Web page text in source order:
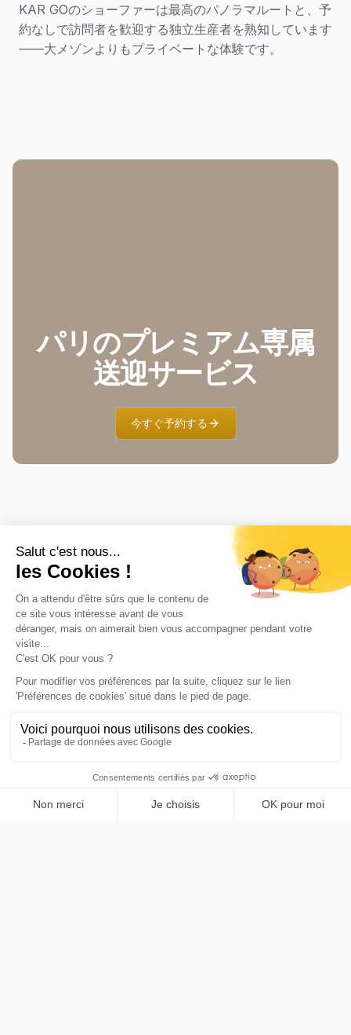
KAR GOのショーファーは最高のパノラマルートと、予
約なしで訪問者を歓迎する独立生産者を熟知しています
——大メゾンよりもプライベートな体験です。
パリのプレミアム専属
送迎サービス
今すぐ予約する